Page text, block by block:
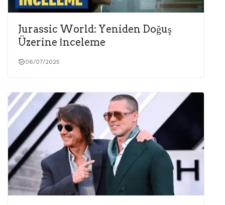
Jurassic World: Yeniden Doğuş
Üzerine İnceleme
06/07/2025